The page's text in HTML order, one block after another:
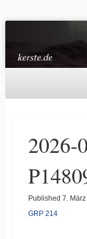
Astronomie,
2026-
Published 7.
GRP 214